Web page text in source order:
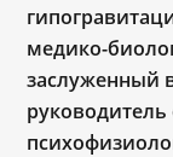
медико-
заслуженный